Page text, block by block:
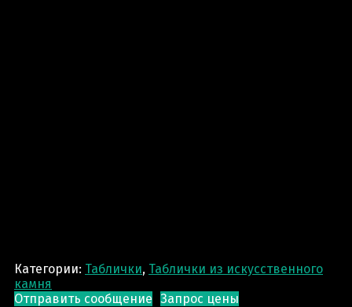
Категории: Таблички, Таблички из искусственного
камня
Отправить сообщение Запрос цены